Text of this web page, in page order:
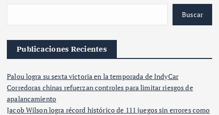
Buscar
Publicaciones Recientes
Palou logra su sexta victoria en la temporada de IndyCar
Corredoras chinas refuerzan controles para limitar riesgos de
apalancamiento
Jacob Wilson logra récord histórico de 111 juegos sin errores como